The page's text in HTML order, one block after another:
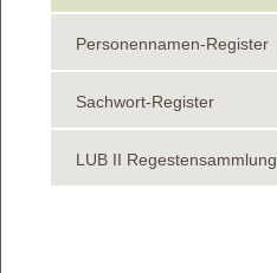
Personennamen-Register
Sachwort-Register
LUB II Regestensammlung